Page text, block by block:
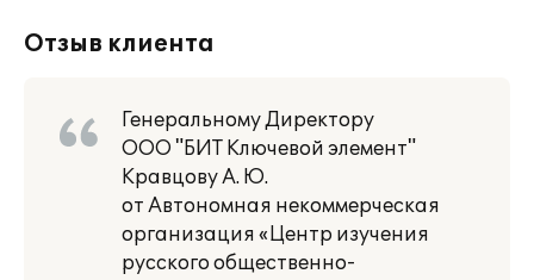
Отзыв клиента
Генеральному Директору
ООО "БИТ Ключевой элемент"
Кравцову А. Ю.
от Автономная некоммерческая
организация «Центр изучения
русского общественно-